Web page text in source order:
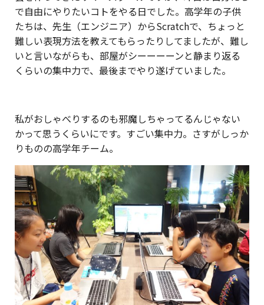
で自由にやりたいコトをやる日でした。高学年の子供
たちは、先生（エンジニア）からScratchで、ちょっと
難しい表現方法を教えてもらったりしてましたが、難し
いと言いながらも、部屋がシーーーーンと静まり返る
くらいの集中力で、最後までやり遂げていました。
私がおしゃべりするのも邪魔しちゃってるんじゃない
かって思うくらいにです。すごい集中力。さすがしっか
りものの高学年チーム。